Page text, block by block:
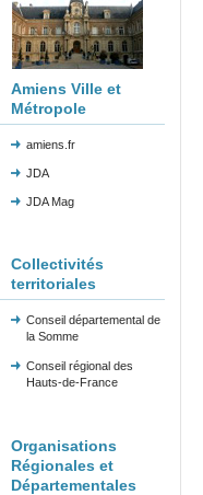
Amiens Ville et
Métropole
amiens.fr
JDA
JDA Mag
Collectivités
territoriales
Conseil départemental de
la Somme
Conseil régional des
Hauts-de-France
Organisations
Régionales et
Départementales